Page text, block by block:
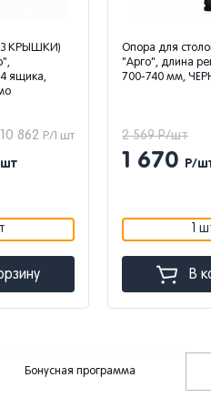
КРЫШКИ)
ящика,
10 862 Р/1 шт
Опора для
"Арго", длина
700-740 мм,
2 569 Р/шт
1 670 Р/
1
В
Бонусная программа